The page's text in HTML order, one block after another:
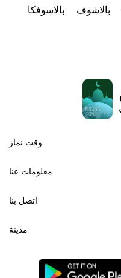
بالاسوفكا بالاشوف
وقت نماز
معلومات عنا
اتصل بنا
مدينة